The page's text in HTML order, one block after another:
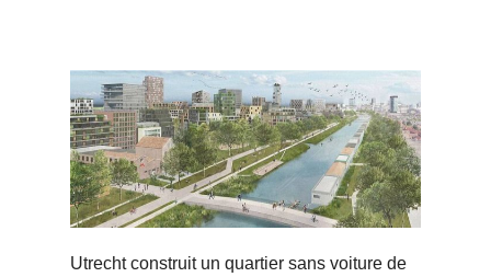
Utrecht construit un quartier sans voiture de